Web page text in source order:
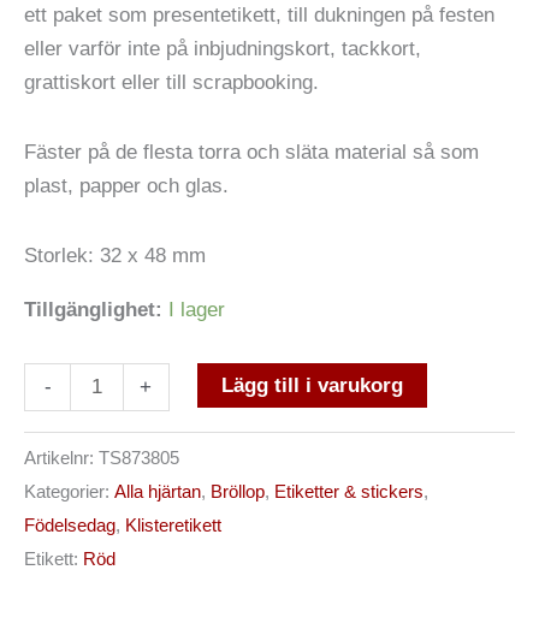
ett paket som presentetikett, till dukningen på festen
eller varför inte på inbjudningskort, tackkort,
grattiskort eller till scrapbooking.
Fäster på de flesta torra och släta material så som
plast, papper och glas.
Storlek: 32 x 48 mm
Tillgänglighet: I lager
- + Lägg till i varukorg
Artikelnr: TS873805
Kategorier: Alla hjärtan, Bröllop, Etiketter & stickers,
Födelsedag, Klisteretikett
Etikett: Röd